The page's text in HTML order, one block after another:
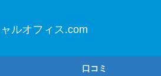
ルオフィス.com
口コミ